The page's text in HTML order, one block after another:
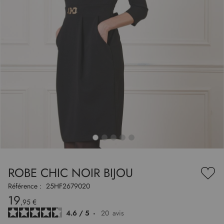
ROBE CHIC NOIR BIJOU
à
Référence : 25HF2679020
19,95 €
4.6 / 5 - 20 avis